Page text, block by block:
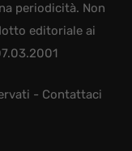
periodicità. Non
editoriale ai
- Contattaci